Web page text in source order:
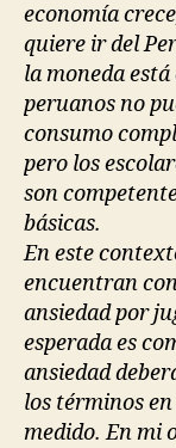
economía
quiere ir del
la moneda
peruanos no
consumo
pero los
son
básicas.
En este
encuentran
ansiedad por
esperada es
ansiedad
los términos
medido. En mi